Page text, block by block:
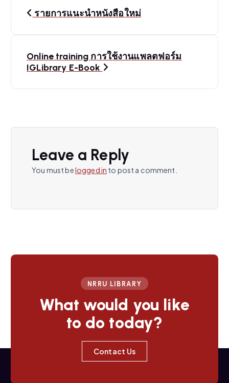
a
g
t
รายการแนะนำหนังสือใหม่
Online training การใช้งานแพลตฟอร์ม
IGLibrary E-Book
Leave a Reply
You must belogged in to post a comment.
NRRU LIBRARY
What would you like
to do today?
Contact Us